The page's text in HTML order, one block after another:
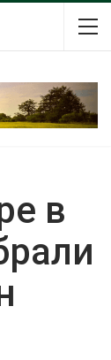
в